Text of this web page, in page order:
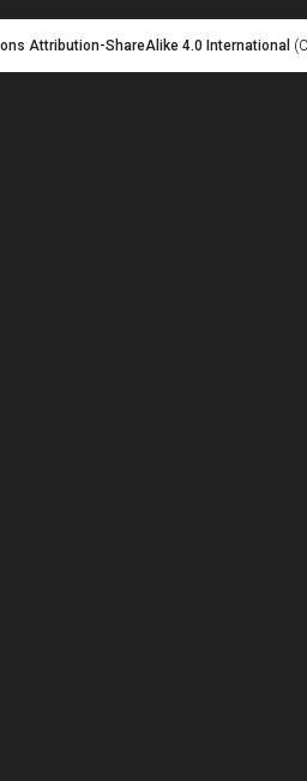
Attribution-ShareAlike 4.0 International